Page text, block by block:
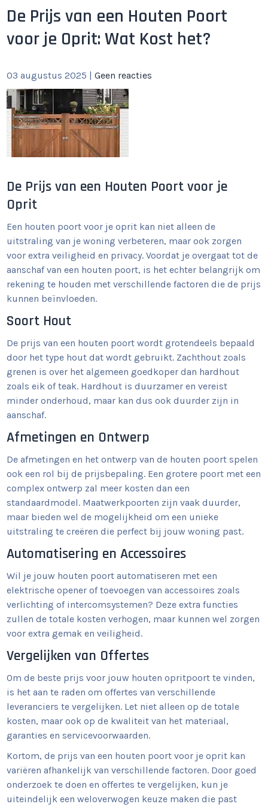
De Prijs van een Houten Poort
voor je Oprit: Wat Kost het?
03 augustus 2025 |Geen reacties
De Prijs van een Houten Poort voor je
Oprit
Een houten poort voor je oprit kan niet alleen de
uitstraling van je woning verbeteren, maar ook zorgen
voor extra veiligheid en privacy. Voordat je overgaat tot de
aanschaf van een houten poort, is het echter belangrijk om
rekening te houden met verschillende factoren die de prijs
kunnen beïnvloeden.
Soort Hout
De prijs van een houten poort wordt grotendeels bepaald
door het type hout dat wordt gebruikt. Zachthout zoals
grenen is over het algemeen goedkoper dan hardhout
zoals eik of teak. Hardhout is duurzamer en vereist
minder onderhoud, maar kan dus ook duurder zijn in
aanschaf.
Afmetingen en Ontwerp
De afmetingen en het ontwerp van de houten poort spelen
ook een rol bij de prijsbepaling. Een grotere poort met een
complex ontwerp zal meer kosten dan een
standaardmodel. Maatwerkpoorten zijn vaak duurder,
maar bieden wel de mogelijkheid om een unieke
uitstraling te creëren die perfect bij jouw woning past.
Automatisering en Accessoires
Wil je jouw houten poort automatiseren met een
elektrische opener of toevoegen van accessoires zoals
verlichting of intercomsystemen? Deze extra functies
zullen de totale kosten verhogen, maar kunnen wel zorgen
voor extra gemak en veiligheid.
Vergelijken van Offertes
Om de beste prijs voor jouw houten opritpoort te vinden,
is het aan te raden om offertes van verschillende
leveranciers te vergelijken. Let niet alleen op de totale
kosten, maar ook op de kwaliteit van het materiaal,
garanties en servicevoorwaarden.
Kortom, de prijs van een houten poort voor je oprit kan
variëren afhankelijk van verschillende factoren. Door goed
onderzoek te doen en offertes te vergelijken, kun je
uiteindelijk een weloverwogen keuze maken die past